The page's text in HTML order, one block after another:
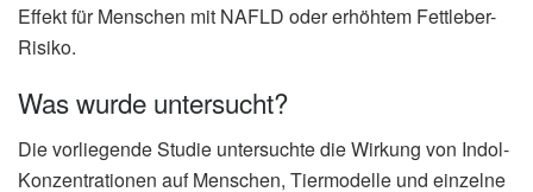
Effekt für Menschen mit NAFLD oder erhöhtem Fettleber-
Risiko.
Was wurde untersucht?
Die vorliegende Studie untersuchte die Wirkung von Indol-
Konzentrationen auf Menschen, Tiermodelle und einzelne